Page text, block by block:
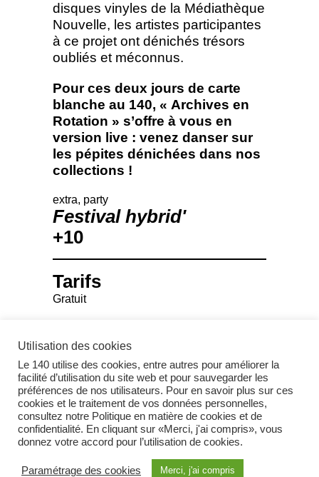
disques vinyles de la Médiathèque
Nouvelle, les artistes participantes
à ce projet ont dénichés trésors
oubliés et méconnus.
Pour ces deux jours de carte
blanche au 140, « Archives en
Rotation » s’offre à vous en
version live : venez danser sur
les pépites dénichées dans nos
collections !
extra party
festival hybrid'
+10
Tarifs
Gratuit
Instagram
Facebook
Utilisation des cookies
Le 140 utilise des cookies, entre autres pour améliorer la
facilité d’utilisation du site web et pour sauvegarder les
préférences de nos utilisateurs. Pour en savoir plus sur ces
cookies et le traitement de vos données personnelles,
consultez notre Politique en matière de cookies et de
confidentialité. En cliquant sur «Merci, j'ai compris», vous
donnez votre accord pour l’utilisation de cookies.
Paramétrage des cookies Merci, j'ai compris